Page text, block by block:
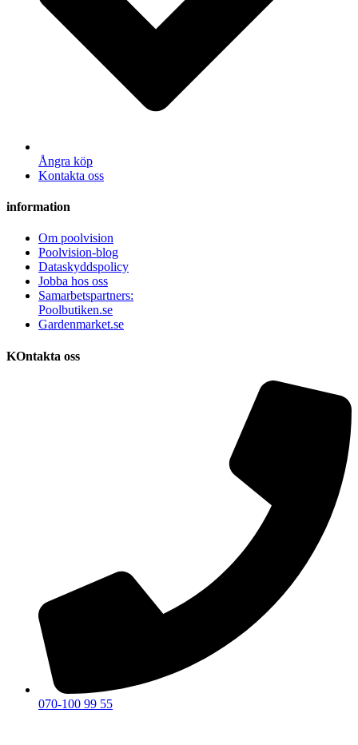
Ångra köp
Kontakta oss
information
Om poolvision
Poolvision-blog
Dataskyddspolicy
Jobba hos oss
Samarbetspartners:
Poolbutiken.se
Gardenmarket.se
KOntakta oss
070-100 99 55